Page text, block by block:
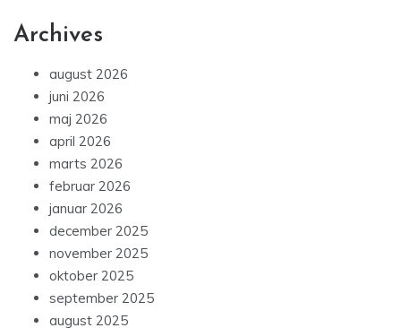
Archives
august 2026
juni 2026
maj 2026
april 2026
marts 2026
februar 2026
januar 2026
december 2025
november 2025
oktober 2025
september 2025
august 2025